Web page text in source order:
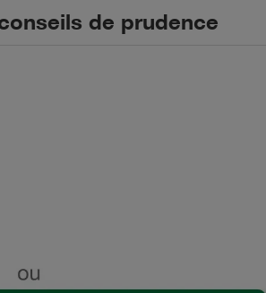
de prudence